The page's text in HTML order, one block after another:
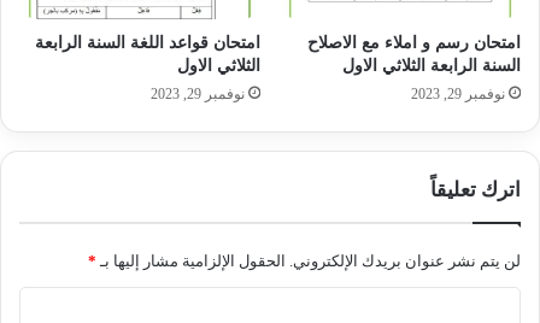
امتحان رسم و املاء مع الاصلاح
السنة الرابعة الثلاثي الاول
نوفمبر 29, 2023
امتحان قواعد اللغة السنة الرابعة
الثلاثي الاول
نوفمبر 29, 2023
اترك تعليقاً
لن يتم نشر عنوان بريدك الإلكتروني. الحقول الإلزامية مشار إليها بـ *